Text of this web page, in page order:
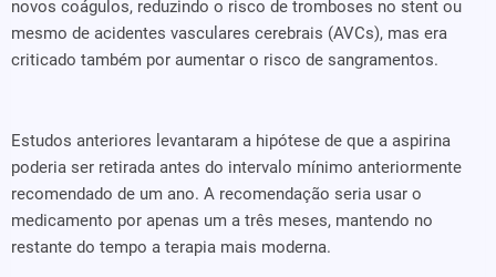
novos coágulos, reduzindo o risco de tromboses no stent ou
mesmo de acidentes vasculares cerebrais (AVCs), mas era
criticado também por aumentar o risco de sangramentos.
Estudos anteriores levantaram a hipótese de que a aspirina
poderia ser retirada antes do intervalo mínimo anteriormente
recomendado de um ano. A recomendação seria usar o
medicamento por apenas um a três meses, mantendo no
restante do tempo a terapia mais moderna.